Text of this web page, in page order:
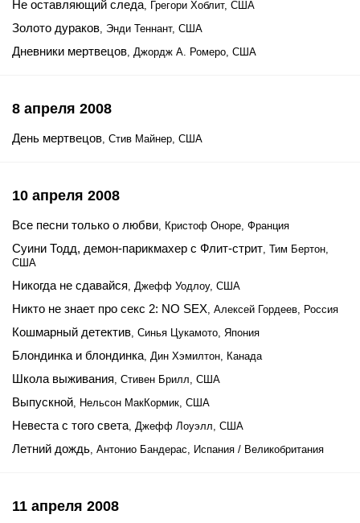
Не оставляющий следа, Грегори Хоблит, США
Золото дураков, Энди Теннант, США
Дневники мертвецов, Джордж А. Ромеро, США
8 апреля 2008
День мертвецов, Стив Майнер, США
10 апреля 2008
Все песни только о любви, Кристоф Оноре, Франция
Суини Тодд, демон-парикмахер с Флит-стрит, Тим Бертон,
США
Никогда не сдавайся, Джефф Уодлоу, США
Никто не знает про секс 2: NO SEX, Алексей Гордеев, Россия
Кошмарный детектив, Синья Цукамото, Япония
Блондинка и блондинка, Дин Хэмилтон, Канада
Школа выживания, Стивен Брилл, США
Выпускной, Нельсон МакКормик, США
Невеста с того света, Джефф Лоуэлл, США
Летний дождь, Антонио Бандерас, Испания / Великобритания
11 апреля 2008